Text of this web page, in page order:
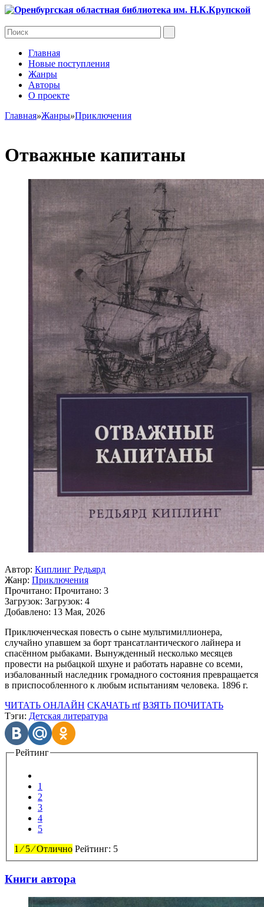
Главная
Новые поступления
Жанры
Авторы
О проекте
Главная»Жанры»Приключения
Отважные капитаны
Автор: Киплинг Редьярд
Жанр: Приключения
Прочитано: Прочитано: 3
Загрузок: Загрузок: 4
Добавлено: 13 Мая, 2026
Приключенческая повесть о сыне мультимиллионера,
случайно упавшем за борт трансатлантического лайнера и
спасённом рыбаками. Вынужденный несколько месяцев
провести на рыбацкой шхуне и работать наравне со всеми,
избалованный наследник громадного состояния превращается
в приспособленного к любым испытаниям человека. 1896 г.
ЧИТАТЬ ОНЛАЙН СКАЧАТЬ rtf ВЗЯТЬ ПОЧИТАТЬ
Тэги: Детская литература
Рейтинг
1
2
3
4
5
1⁄5⁄Отлично Рейтинг: 5
Книги автора